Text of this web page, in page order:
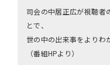
司会の中居正広が視聴者
とで、
世の中の出来事をよりわ
（番組HPより）